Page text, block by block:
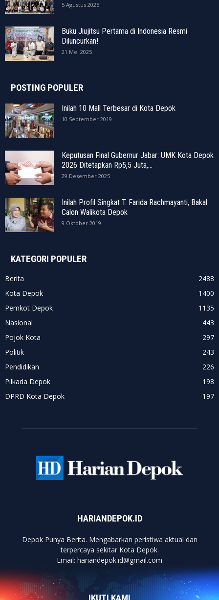
5 Agustus 2025
Buku Jiujitsu Pertama di Indonesia Resmi
Diluncurkan!
21 Mei 2025
POSTING POPULER
Inilah 10 Mall Terbesar di Kota Depok
10 September 2019
Keputusan Final Gubernur Jabar: UMK Kota Depok
2026 Ditetapkan Rp5,5 Juta,...
29 Desember 2025
Inilah Profil Singkat T. Farida Rachmayanti, Bakal
Calon Walikota Depok
9 Oktober 2019
KATEGORI POPULER
Berita
2488
Kota Depok
1400
Pemkot Depok
1135
Nasional
443
Pojok Kota
297
Politik
243
Pendidikan
226
Pilkada Depok
198
DPRD Kota Depok
197
HARIANDEPOK.ID
Depok Punya Berita. Mengabarkan peristiwa aktual dan
terpercaya sekitar Kota Depok.
Email: hariandepok.id@gmail.com